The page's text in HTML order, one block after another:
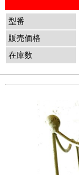
型番
販売価格
在庫数